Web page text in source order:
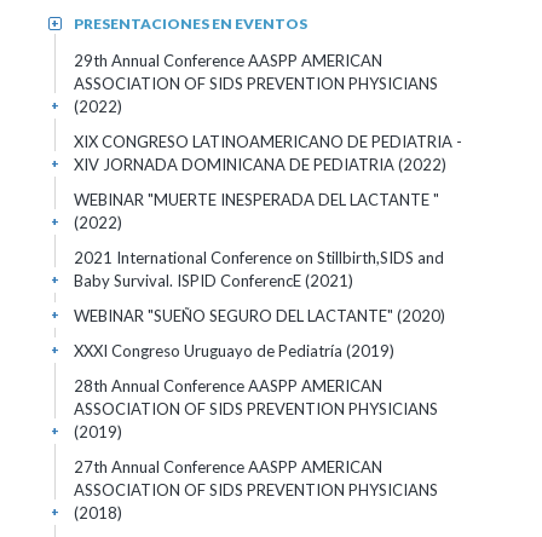
PRESENTACIONES EN EVENTOS
+
29th Annual Conference AASPP AMERICAN
ASSOCIATION OF SIDS PREVENTION PHYSICIANS
(2022)
+
XIX CONGRESO LATINOAMERICANO DE PEDIATRIA -
XIV JORNADA DOMINICANA DE PEDIATRIA(2022)
+
WEBINAR "MUERTE INESPERADA DEL LACTANTE "
(2022)
+
2021 International Conference on Stillbirth,SIDS and
Baby Survival. ISPID ConferencE(2021)
+
WEBINAR "SUEÑO SEGURO DEL LACTANTE" (2020)
+
XXXI Congreso Uruguayo de Pediatría (2019)
+
28th Annual Conference AASPP AMERICAN
ASSOCIATION OF SIDS PREVENTION PHYSICIANS
(2019)
+
27th Annual Conference AASPP AMERICAN
ASSOCIATION OF SIDS PREVENTION PHYSICIANS
(2018)
+